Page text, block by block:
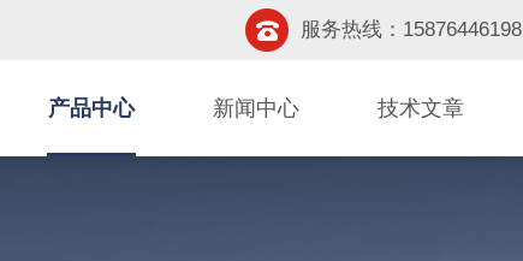
服务热线：15876446198
产品中心 新闻中心 技术文章